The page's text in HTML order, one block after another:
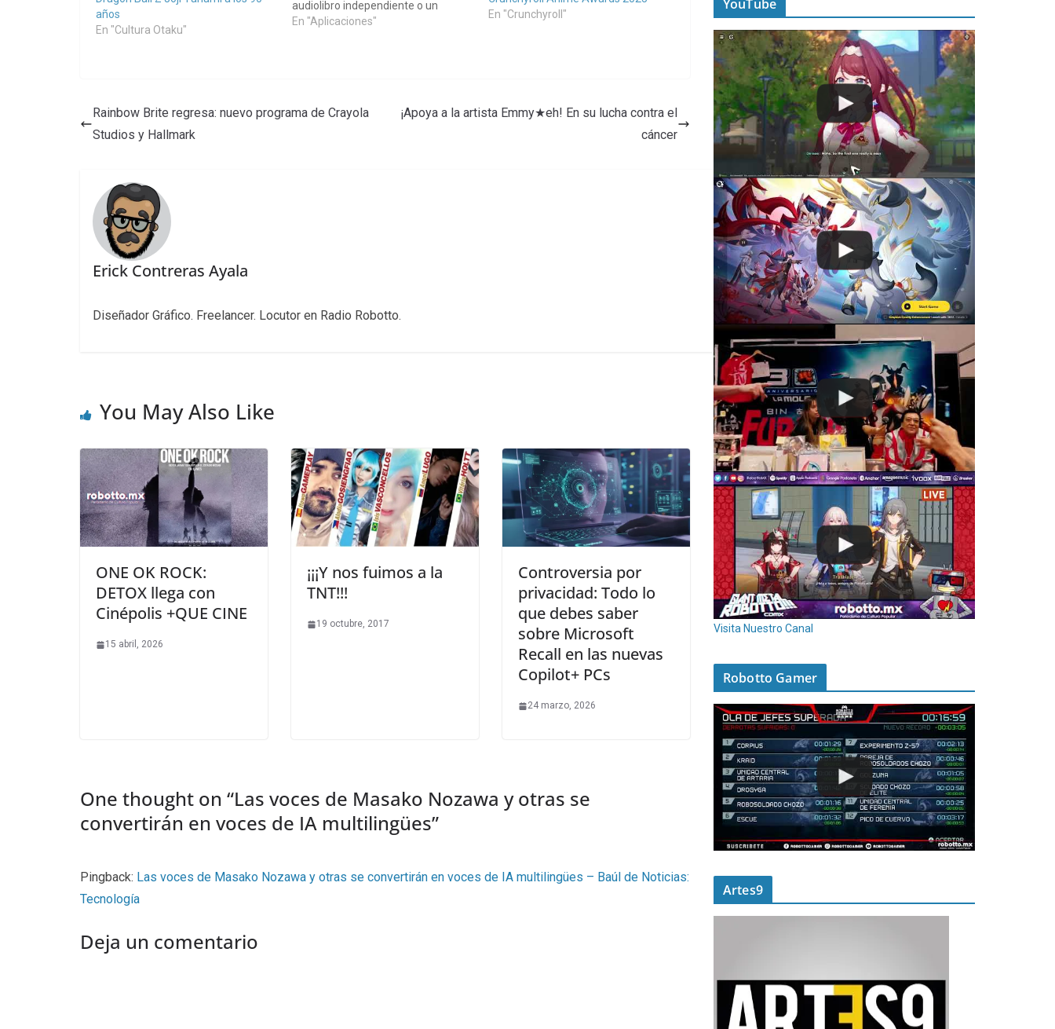
años
En "Cultura Otaku"
audiolibro independiente o un
podcast emergente, la calidad de la
En "Aplicaciones"
En "Crunchyroll"
Rainbow Brite regresa: nuevo programa de Crayola
Studios y Hallmark
¡Apoya a la artista Emmy★eh! En su lucha contra el
cáncer
Erick Contreras Ayala
Diseñador Gráfico. Freelancer. Locutor en Radio Robotto.
You May Also Like
ONE OK ROCK:
DETOX llega con
Cinépolis +QUE CINE
15 abril, 2026
¡¡¡Y nos fuimos a la
TNT!!!
19 octubre, 2017
Controversia por
privacidad: Todo lo
que debes saber
sobre Microsoft
Recall en las nuevas
Copilot+ PCs
24 marzo, 2026
One thought on “Las voces de Masako Nozawa y otras se
convertirán en voces de IA multilingües”
Pingback: Las voces de Masako Nozawa y otras se convertirán en voces de IA multilingües – Baúl de Noticias:
Tecnología
Deja un comentario
YouTube
Visita Nuestro Canal
Robotto Gamer
Artes9